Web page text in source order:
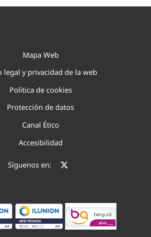
Mapa Web
legal y privacidad de la web
Política de cookies
Protección de datos
Canal Ético
Accesibilidad
Síguenos en: